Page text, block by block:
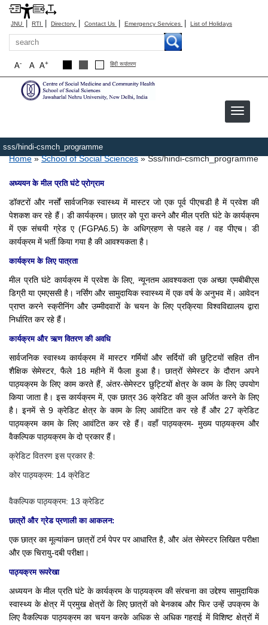
JNU | RTI | Directory | Contact Us | Emergency Services | List of Holidays
Search
A+
A
A- हिंदी रूपांतरण
sss/hindi-csmch_programme
Breadcrumb
Home School of Social Sciences Sss/hindi-csmch_programme
अध्ययन के मील प्रति घंटे प्रोग्राम
डॉक्टरों और नर्सों सार्वजनिक स्वास्थ्य में मास्टर जो एक पूर्व पीएचडी है में प्रवेश की
पेशकश कर रहे हैं। डी कार्यक्रम।छात्र को पूरा करने और मील प्रति घंटे के कार्यक्रम
में एक संचयी ग्रेड ए (FGPA6.5) के अधिग्रहण से पहले वह / वह पीएच। डी
कार्यक्रम में भर्ती किया गया है की आवश्यकता है।
कार्यक्रम के लिए पात्रता
मील प्रति घंटे कार्यक्रम में प्रवेश के लिए, न्यूनतम आवश्यकता एक अच्छा एमबीबीएस
डिग्री या एमएससी है।नर्सिंग और सामुदायिक स्वास्थ्य में एक वर्ष के अनुभव में।आवेदन
प्राप्त करने स्क्रीनिंग और उम्मीदवारों के चयन के लिए प्रक्रिया विश्वविद्यालय द्वारा
निर्धारित कर रहे हैं।
कार्यक्रम और ऋण वितरण की अवधि
सार्वजनिक स्वास्थ्य कार्यक्रम में मास्टर गर्मियों और सर्दियों की छुट्टियों सहित तीन
शैक्षिक सेमेस्टर, फैले 18 महीने में फैला हुआ है।छात्रों सेमेस्टर के दौरान अपने
पाठ्यक्रम के लिए काम करते हैं, अंतर-सेमेस्टर छुट्टियों क्षेत्र के काम के लिए उपयोग
किया जाता है। इस कार्यक्रम में, एक छात्र 36 क्रेडिट की कुल अर्जित करने के लिए
है।इनमें से 9 क्रेडिट क्षेत्र के काम के लिए आवंटित कर रहे हैं और 27 क्रेडिट
पाठ्यक्रम काम के लिए आवंटित कर रहे हैं।वहाँ पाठ्यक्रम- मुख्य पाठ्यक्रम और
वैकल्पिक पाठ्यक्रम के दो प्रकार हैं।
क्रेडिट वितरण इस प्रकार है:
कोर पाठ्यक्रम: 14 क्रेडिट
वैकल्पिक पाठ्यक्रम: 13 क्रेडिट
छात्रों और ग्रेड प्रणाली का आकलन:
एक छात्र का मूल्यांकन छात्रों टर्म पेपर पर आधारित है, और अंत सेमेस्टर लिखित परीक्षा
और एक चिरायु-दबी परीक्षा।
पाठ्यक्रम रूपरेखा
अध्ययन के मील प्रति घंटे के कार्यक्रम के पाठ्यक्रम की संरचना का उद्देश्य सामुदायिक
स्वास्थ्य के क्षेत्र में प्रमुख क्षेत्रों के लिए छात्रों को बेनकाब और फिर उन्हें उपक्रम के
लिए वैकल्पिक पाठ्यक्रम का चयन करके अधिक से अधिक गहराई में विशिष्ट क्षेत्रों में